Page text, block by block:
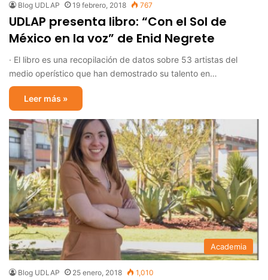
Blog UDLAP 19 febrero, 2018 767
UDLAP presenta libro: “Con el Sol de
México en la voz” de Enid Negrete
· El libro es una recopilación de datos sobre 53 artistas del
medio operístico que han demostrado su talento en…
Leer más »
Academia
Blog UDLAP 25 enero, 2018 1,010